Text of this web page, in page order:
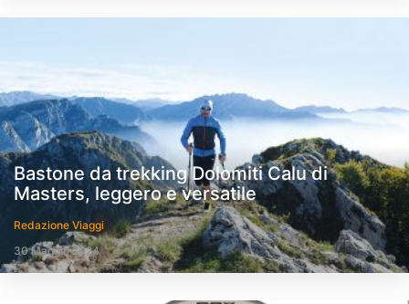
Bastone da trekking Dolomiti Calu di
Masters, leggero e versatile
Redazione Viaggi
30 Maggio 2024